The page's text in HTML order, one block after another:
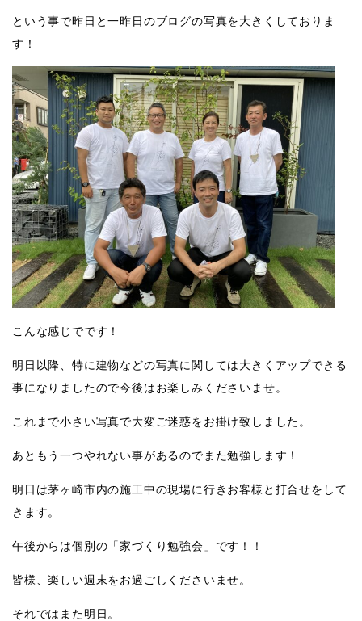
という事で昨日と一昨日のブログの写真を大きくしておりま
す！
こんな感じでです！
明日以降、特に建物などの写真に関しては大きくアップできる
事になりましたので今後はお楽しみくださいませ。
これまで小さい写真で大変ご迷惑をお掛け致しました。
あともう一つやれない事があるのでまた勉強します！
明日は茅ヶ崎市内の施工中の現場に行きお客様と打合せをして
きます。
午後からは個別の「家づくり勉強会」です！！
皆様、楽しい週末をお過ごしくださいませ。
それではまた明日。